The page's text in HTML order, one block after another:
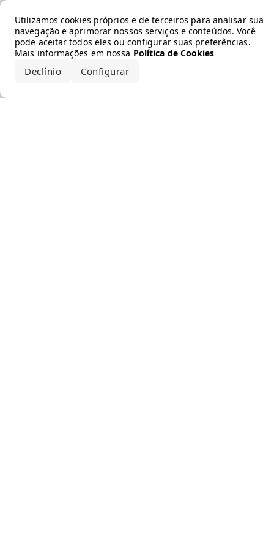
Utilizamos cookies próprios e de terceiros para analisar sua
navegação e aprimorar nossos serviços e conteúdos. Você
pode aceitar todos eles ou configurar suas preferências.
Mais informações em nossa Política de Cookies
Declínio Configurar
Error loading the brand